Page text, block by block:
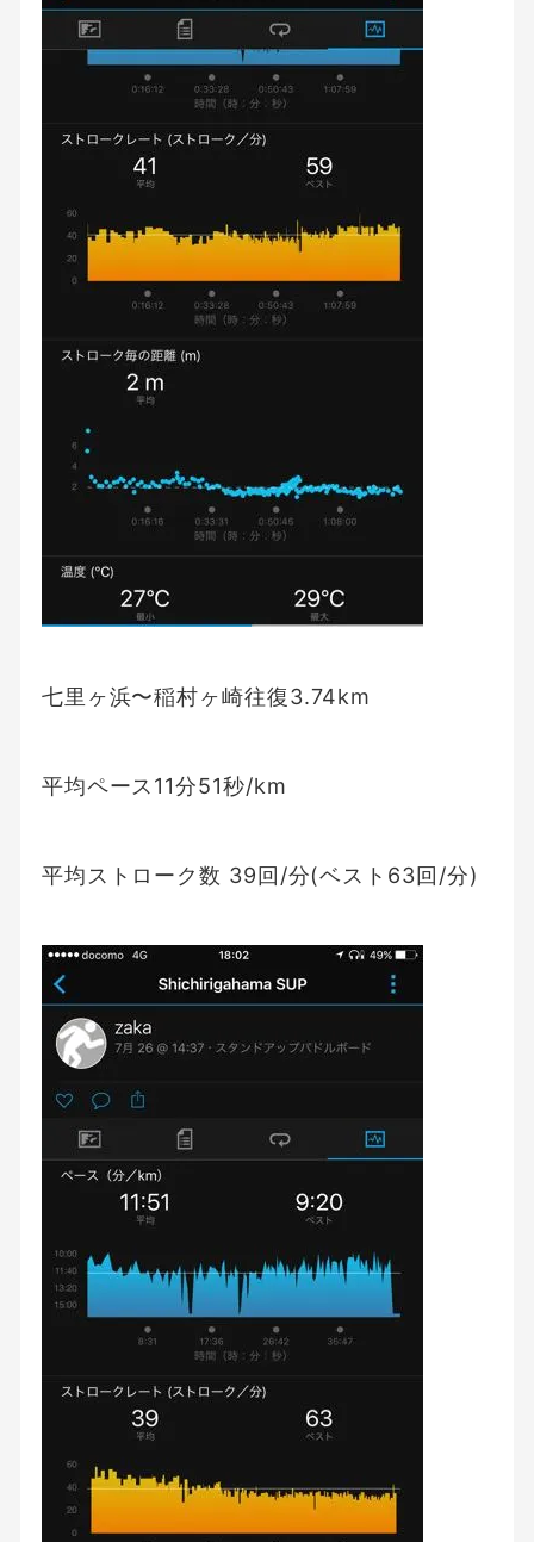
七里ヶ浜〜稲村ヶ崎往復3.74km
平均ペース11分51秒/km
平均ストローク数 39回/分(ベスト63回/分)